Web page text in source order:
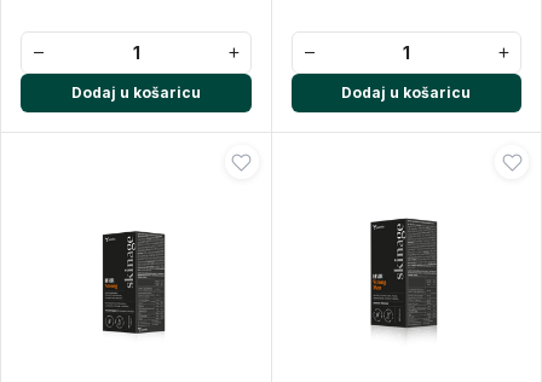
− +
Dodaj u košaricu
− +
Dodaj u košaricu